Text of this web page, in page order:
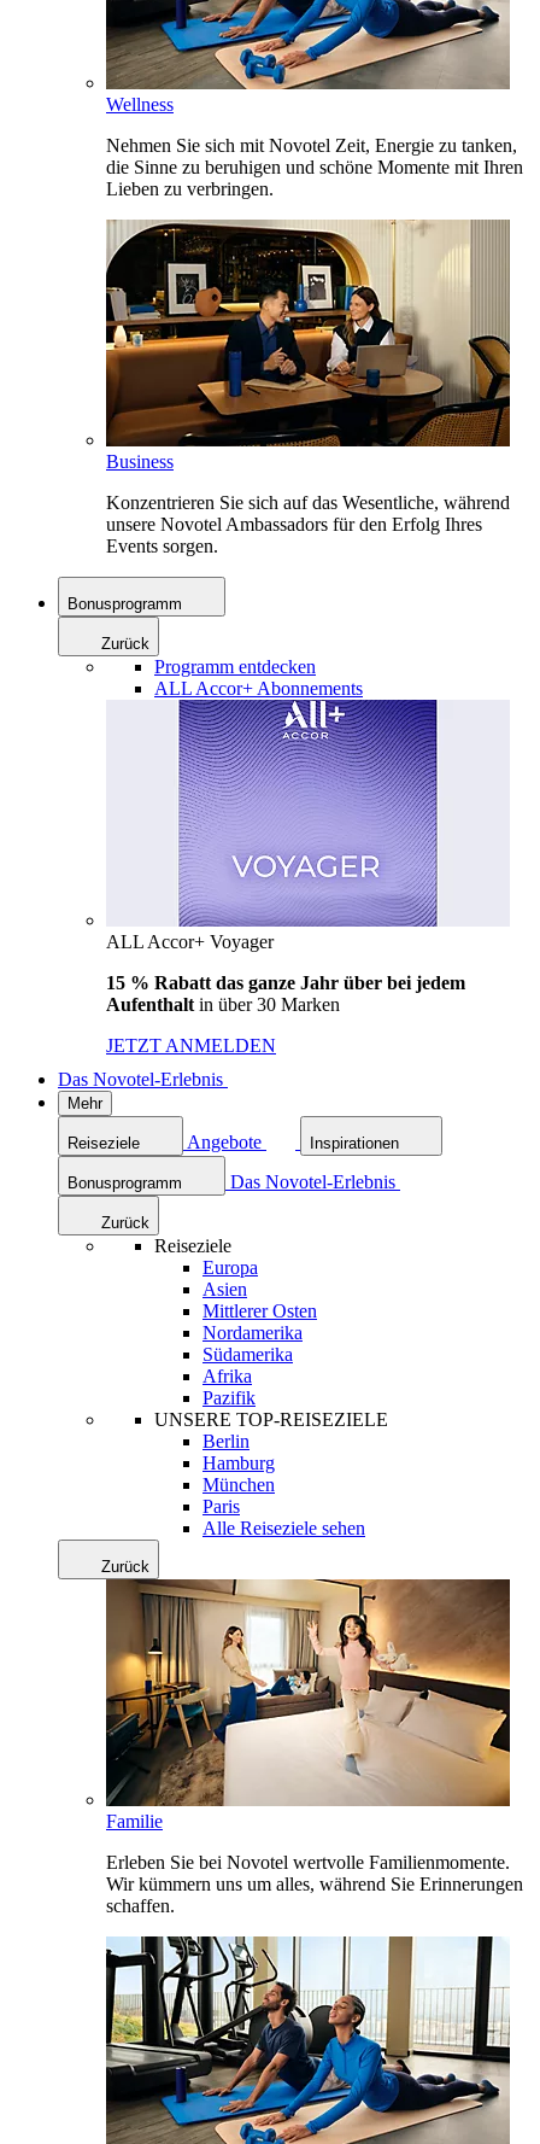
Wellness
Nehmen Sie sich mit Novotel Zeit, Energie zu tanken,
die Sinne zu beruhigen und schöne Momente mit Ihren
Lieben zu verbringen.
Business
Konzentrieren Sie sich auf das Wesentliche, während
unsere Novotel Ambassadors für den Erfolg Ihres
Events sorgen.
Bonusprogramm
Zurück
Programm entdecken
ALL Accor+ Abonnements
ALL Accor+ Voyager
15 % Rabatt das ganze Jahr über bei jedem
Aufenthalt in über 30 Marken
JETZT ANMELDEN
Das Novotel-Erlebnis
Mehr
Reiseziele Angebote Inspirationen
Bonusprogramm Das Novotel-Erlebnis
Zurück
Reiseziele
Europa
Asien
Mittlerer Osten
Nordamerika
Südamerika
Afrika
Pazifik
UNSERE TOP-REISEZIELE
Berlin
Hamburg
München
Paris
Alle Reiseziele sehen
Zurück
Familie
Erleben Sie bei Novotel wertvolle Familienmomente.
Wir kümmern uns um alles, während Sie Erinnerungen
schaffen.